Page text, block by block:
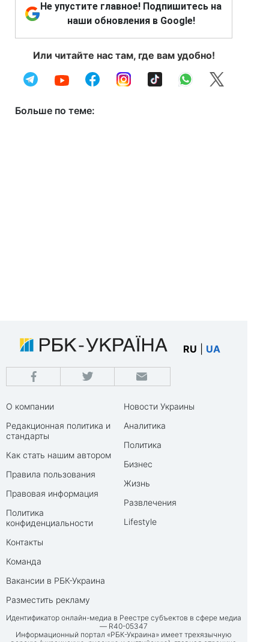
Не упустите главное! Подпишитесь на
наши обновления в Google!
Или читайте нас там, где вам удобно!
Больше по теме:
RU UA
О компании
Редакционная политика и
стандарты
Как стать нашим автором
Правила пользования
Правовая информация
Политика
конфиденциальности
Контакты
Команда
Вакансии в РБК-Украина
Разместить рекламу
Новости Украины
Аналитика
Политика
Бизнес
Жизнь
Развлечения
Lifestyle
Идентификатор онлайн-медиа в Реестре субъектов в сфере медиа
— R40-05347
Информационный портал «РБК-Украина» имеет трехязычную